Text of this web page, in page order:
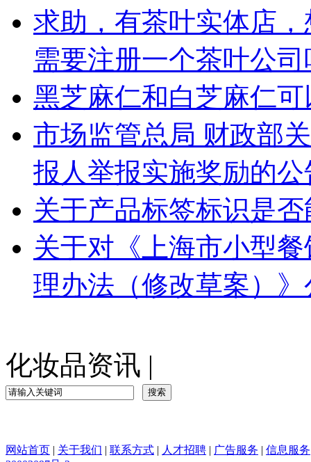
求助，有茶叶实体店
需要注册一个茶叶公司
黑芝麻仁和白芝麻仁
市场监管总局 财政部
报人举报实施奖励的公
关于产品标签标识是
关于对《上海市小型
理办法（修改草案）
化妆品资讯 |
网站首页 | 关于我们 | 联系方式 | 人才招聘 | 广告服务 | 信息服务